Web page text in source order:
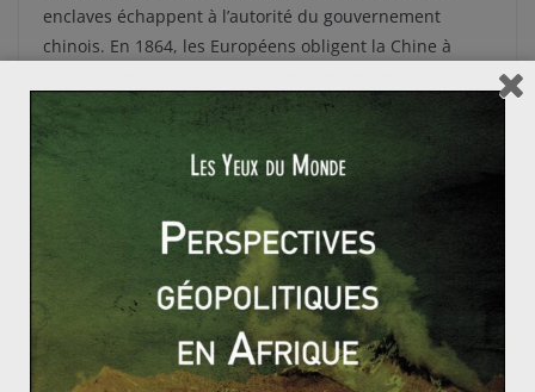
enclaves échappent à l’autorité du gouvernement
chinois. En 1864, les Européens obligent la Chine à
(1839-1842 et 1856-1864) provoquent des crispations
spasmodiques en chaîne. Une société coquette, mais
empêtrée dans ses rites, croule sous le poids de sa
claustration et de son attentisme endémique.
Enfin, en 1894, la Chine reconnaît l’indépendance de la
Corée et cède au Japon plusieurs territoires dont l’île de
Formose. De nouveaux ports sont ouverts et les
Japonais obtiennent par la force le droit de créer des
établissements industriels dans ces ports ouverts qui